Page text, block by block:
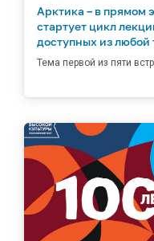
Арктика – в прямом
стартует цикл
доступных из любой
Тема первой из пяти